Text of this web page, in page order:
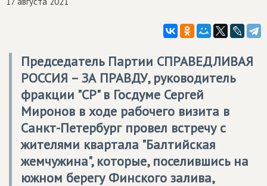
Председатель Партии СПРАВЕДЛИВАЯ
РОССИЯ – ЗА ПРАВДУ, руководитель
фракции "СР" в Госдуме Сергей
Миронов в ходе рабочего визита в
Санкт-Петербург провел встречу с
жителями квартала "Балтийская
жемчужина", которые, поселившись на
южном берегу Финского залива,